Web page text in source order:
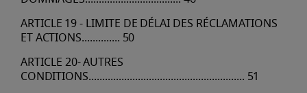
ARTICLE 19- LIMITE DE DÉLAI DES RÉCLAMATIONS
ETACTIONS.............. 50
ARTICLE 20-AUTRES
CONDITIONS......................................................... 51